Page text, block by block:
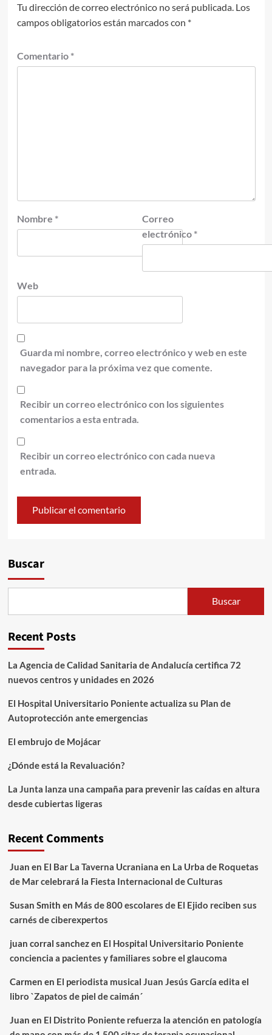
Tu dirección de correo electrónico no será publicada. Los
campos obligatorios están marcados con *
Comentario *
Nombre *
Correo
electrónico *
Web
Guarda mi nombre, correo electrónico y web en este
navegador para la próxima vez que comente.
Recibir un correo electrónico con los siguientes
comentarios a esta entrada.
Recibir un correo electrónico con cada nueva
entrada.
Buscar
Buscar
Recent Posts
La Agencia de Calidad Sanitaria de Andalucía certifica 72
nuevos centros y unidades en 2026
El Hospital Universitario Poniente actualiza su Plan de
Autoprotección ante emergencias
El embrujo de Mojácar
¿Dónde está la Revaluación?
La Junta lanza una campaña para prevenir las caídas en altura
desde cubiertas ligeras
Recent Comments
Juan en El Bar La Taverna Ucraniana en La Urba de Roquetas
de Mar celebrará la Fiesta Internacional de Culturas
Susan Smith en Más de 800 escolares de El Ejido reciben sus
carnés de ciberexpertos
juan corral sanchezen El Hospital Universitario Poniente
conciencia a pacientes y familiares sobre el glaucoma
Carmen en El periodista musical Juan Jesús García edita el
libro `Zapatos de piel de caimán´
Juan en El Distrito Poniente refuerza la atención en patología